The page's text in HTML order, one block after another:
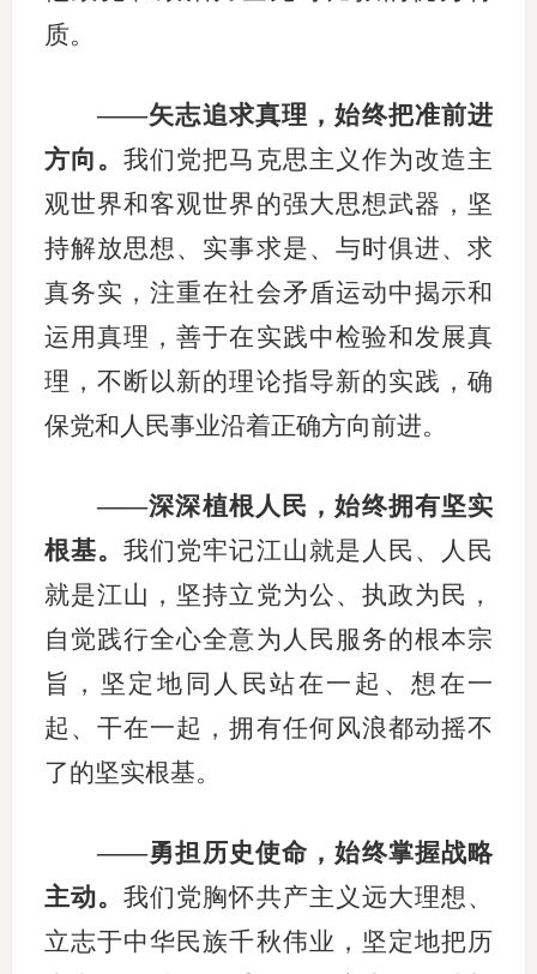
质。
——矢志追求真理，始终把准前进
方向。 我们党把马克思主义作为改造主
观世界和客观世界的强大思想武器，坚
持解放思想、实事求是、与时俱进、求
真务实，注重在社会矛盾运动中揭示和
运用真理，善于在实践中检验和发展真
理，不断以新的理论指导新的实践，确
保党和人民事业沿着正确方向前进。
——深深植根人民，始终拥有坚实
根基。 我们党牢记江山就是人民、人民
就是江山，坚持立党为公、执政为民，
自觉践行全心全意为人民服务的根本宗
旨，坚定地同人民站在一起、想在一
起、干在一起，拥有任何风浪都动摇不
了的坚实根基。
——勇担历史使命，始终掌握战略
主动。 我们党胸怀共产主义远大理想、
立志于中华民族千秋伟业，坚定地把历